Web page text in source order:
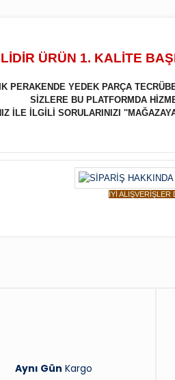
ÜRÜN 1. KALİTE
PERAKENDE YEDEK PARÇA
SİZLERE BU PLATFORMDA
İLE İLGİLİ SORULARINIZI
İYİ ALIŞVERİŞLER
Aynı Gün Kargo